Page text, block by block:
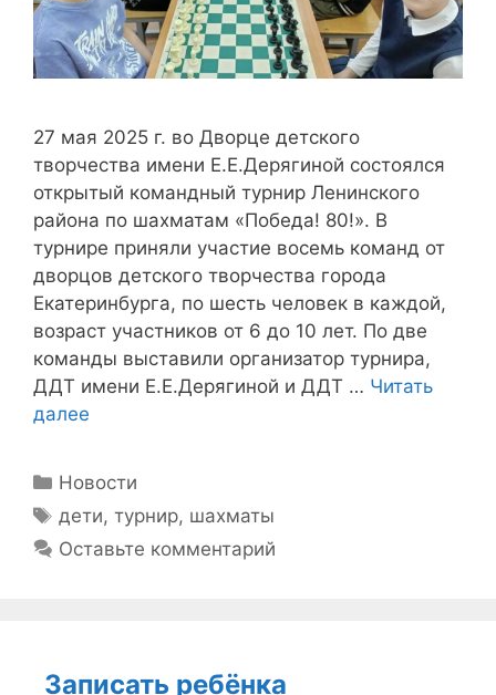
27 мая 2025 г. во Дворце детского
творчества имени Е.Е.Дерягиной состоялся
открытый командный турнир Ленинского
района по шахматам «Победа! 80!». В
турнире приняли участие восемь команд от
дворцов детского творчества города
Екатеринбурга, по шесть человек в каждой,
возраст участников от 6 до 10 лет. По две
команды выставили организатор турнира,
ДДТ имени Е.Е.Дерягиной и ДДТ … Читать
далее
Рубрики
Новости
Метки
дети,турнир, шахматы
Оставьте комментарий
Записать ребёнка